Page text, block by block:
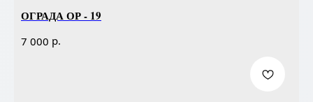
ОГРАДА ОР - 19
7 000 р.